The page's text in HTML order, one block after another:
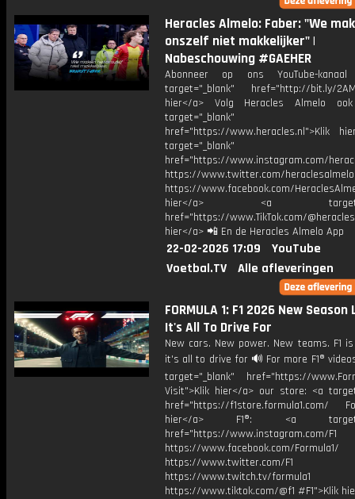
Heracles Almelo: Faber: "We
onszelf niet makkelijker" |
Nabeschouwing #GAEHER
Abonneer op ons YouTube-
target="_blank" href="http://bit.ly/
hier</a> Volg Heracles Almelo
target="_blank"
href="https://www.heracles.nl">Klik
target="_blank"
href="https://www.instagram.com/
https://www.twitter.com/heraclesalmelo
https://www.facebook.com/
hier</a> <a
href="https://www.TikTok.com/
hier</a> 📲 En de Heracles Almelo App
22-02-2026 17:09
YouTube
Voetbal.TV
Alle afleveringen
FORMULA 1: F1 2026 New Season
It's All To Drive For
New cars. New power. New teams. F1
it's all to drive for 🔊 For more F1®
target="_blank" href="https://
Visit">Klik hier</a> our store: <a
href="https://f1store.formula1.com/
hier</a> F1®: <a
href="https://www.instagram.com/F1
https://www.facebook.com/Formula1/
https://www.twitter.com/F1
https://www.twitch.tv/formula1
https://www.tiktok.com/@f1 #F1">Klik